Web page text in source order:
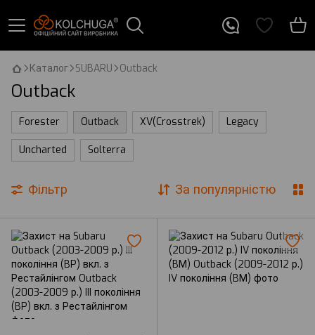
Каталог SUBARU Outback
Outback
Forester Outback XV(Crosstrek) Legacy
Uncharted Solterra
Фільтр За популярністю